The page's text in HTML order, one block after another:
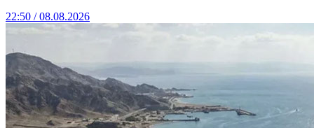
22:50 / 08.08.2026